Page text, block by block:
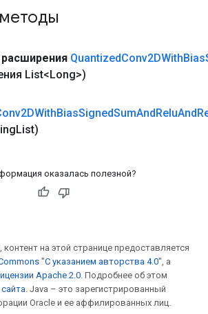
расширения QuantizedConv2DWithBias
List<Long>)
BiasSignedSumAndReluAnd
List)
оказалась полезной?
контент на этой странице предоставляется
"С указанием авторства 4.0", а
Apache 2.0. Подробнее об этом
. Java – это зарегистрированный
Oracle и ее аффилированных лиц.